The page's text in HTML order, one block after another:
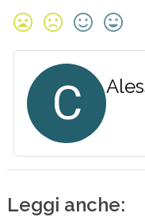
C
Leggi anche: